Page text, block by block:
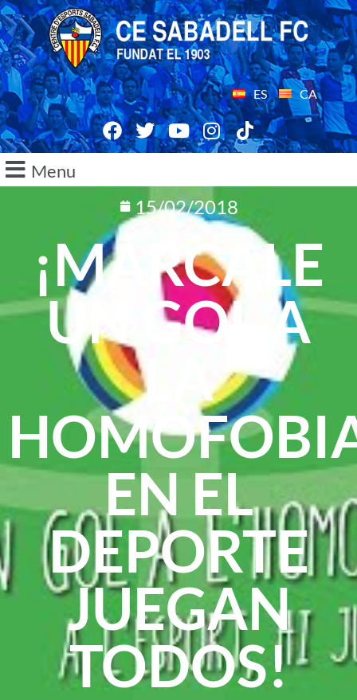
ES CA
Menu
15/02/2018
¡MÁRCALE
UN GOL A
LA
EN EL
DEPORTE
JUEGAN
TODOS!